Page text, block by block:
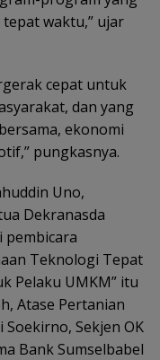
waktu,” ujar
cepat untuk
dan yang
ekonomi
pungkasnya.
Uno,
Dekranasda
pembicara
Teknologi Tepat
Pelaku UMKM” itu
Atase Pertanian
Soekirno, Sekjen OK
Bank Sumselbabel